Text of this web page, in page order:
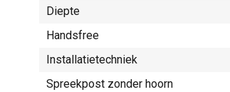
Diepte
Handsfree
Installatietechniek
Spreekpost zonder hoorn